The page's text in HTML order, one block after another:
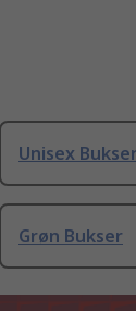
Unisex
Grøn Bukser